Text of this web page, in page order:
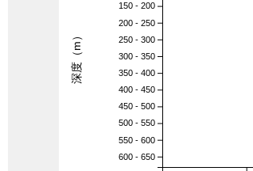
150 - 200
200 - 250
250 - 300
300 - 350
350 - 400
400 - 450
450 - 500
500 - 550
550 - 600
600 - 650
深度（m）